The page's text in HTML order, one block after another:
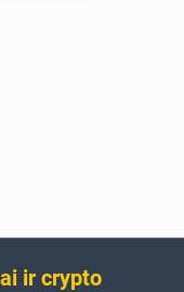
ir crypto